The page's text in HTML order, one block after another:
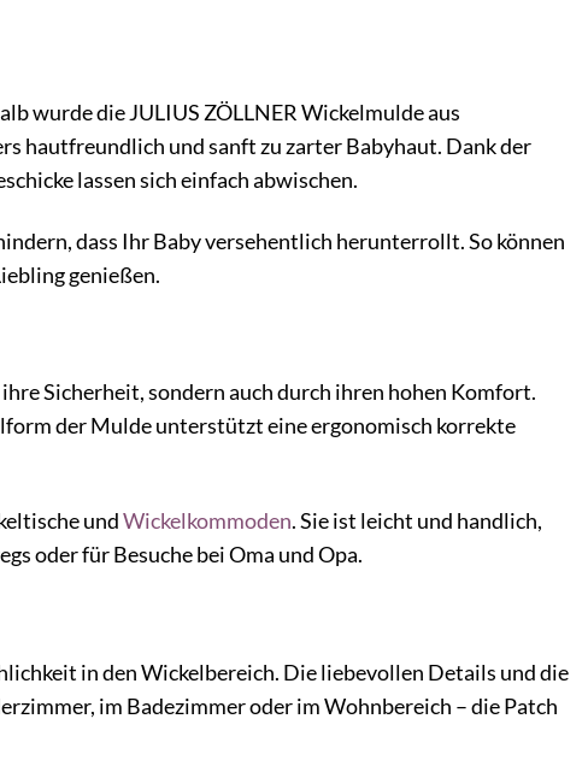
wurde die JULIUS ZÖLLNER Wickelmulde aus
hautfreundlich und sanft zu zarter Babyhaut. Dank der
lassen sich einfach abwischen.
dass Ihr Baby versehentlich herunterrollt. So können
genießen.
Sicherheit, sondern auch durch ihren hohen Komfort.
der Mulde unterstützt eine ergonomisch korrekte
undWickelkommoden. Sie ist leicht und handlich,
oder für Besuche bei Oma und Opa.
in den Wickelbereich. Die liebevollen Details und die
im Badezimmer oder im Wohnbereich – die Patch